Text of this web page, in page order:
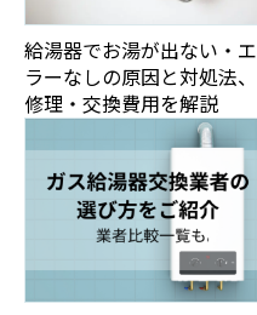
給湯器でお湯が出ない・エ
ラーなしの原因と対処法、
修理・交換費用を解説